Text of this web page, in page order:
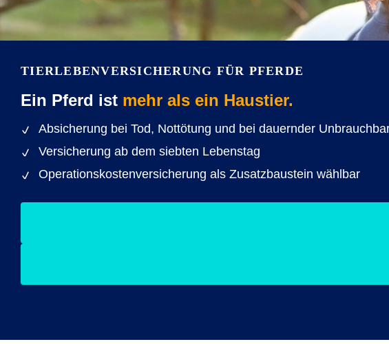
TIERLEBENVERSICHERUNG FÜR PFERDE
Ein Pferd ist mehr als ein Haustier.
Absicherung bei Tod, Nottötung und bei dauernder
Versicherung ab dem siebten Lebenstag
Operationskostenversicherung als Zusatzbaustein wählbar